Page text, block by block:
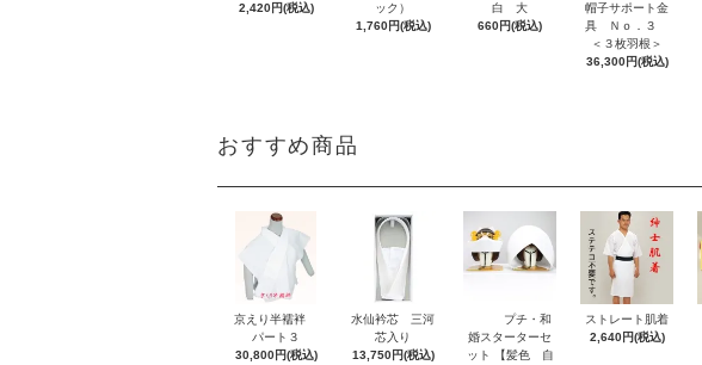
2,420円(税込)
ック）
1,760円(税込)
白 大
660円(税込)
帽子サポート金
具 Ｎｏ．３
＜３枚羽根＞
36,300円(税込)
おすすめ商品
京えり半襦袢
パート３
30,800円(税込)
水仙衿芯 三河
芯入り
13,750円(税込)
プチ・和
婚スターターセ
ット 【髪色 自
ストレート肌着
2,640円(税込)